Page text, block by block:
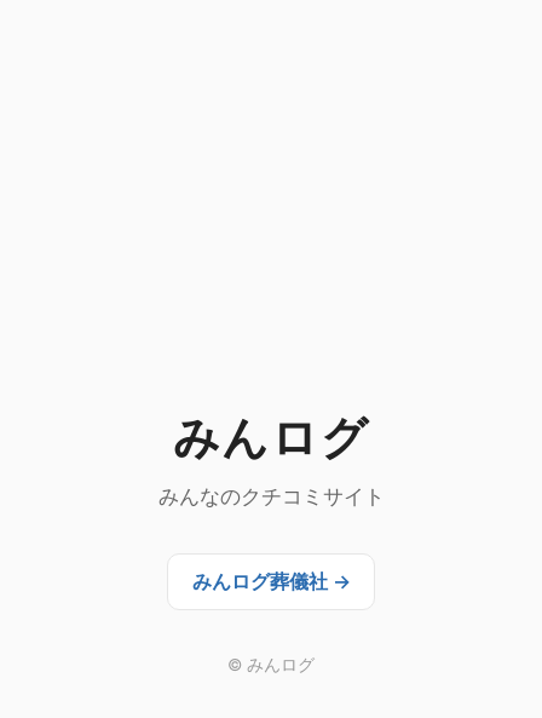
みんログ
みんなのクチコミサイト
みんログ葬儀社 →
© みんログ